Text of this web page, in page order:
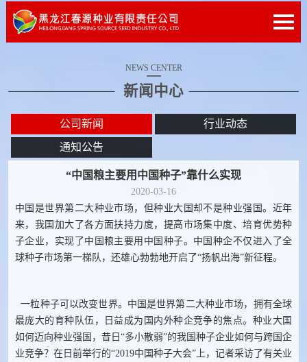
NEWS CENTER
新闻中心
公司新闻
行业动态
通知公告
“中国粮主要用中国种子”靠什么实现
2020-03-16
中国是世界第二大种业市场，但种业大国却不是种业强国。近年
来，我国加大了各方面扶持力度，提高市场集中度、培育优势种
子企业，实现了中国粮主要用中国种子。中国种企不仅进入了全
球种子市场第一梯队，还雄心勃勃地开启了“扬帆出海”新征程。
一粒种子可以改变世界。中国是世界第二大种业市场，拥有全球
最庞大的育种队伍，日益成为国内外种企竞争的焦点。种业大国
如何迈向种业强国，昔日“多小散弱”的我国种子企业如何与跨国企
业竞争？在日前举行的“2019中国种子大会”上，记者采访了有关业